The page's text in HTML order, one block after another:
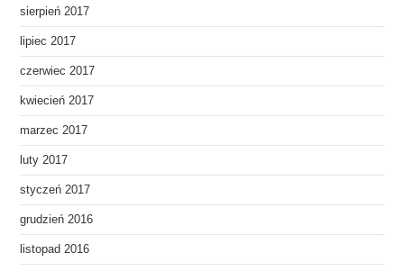
sierpień 2017
lipiec 2017
czerwiec 2017
kwiecień 2017
marzec 2017
luty 2017
styczeń 2017
grudzień 2016
listopad 2016